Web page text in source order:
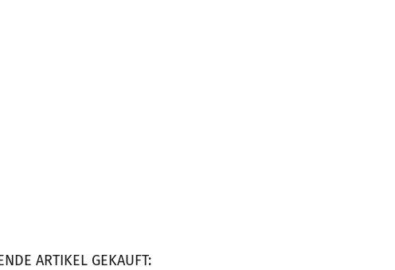
ARTIKEL GEKAUFT: